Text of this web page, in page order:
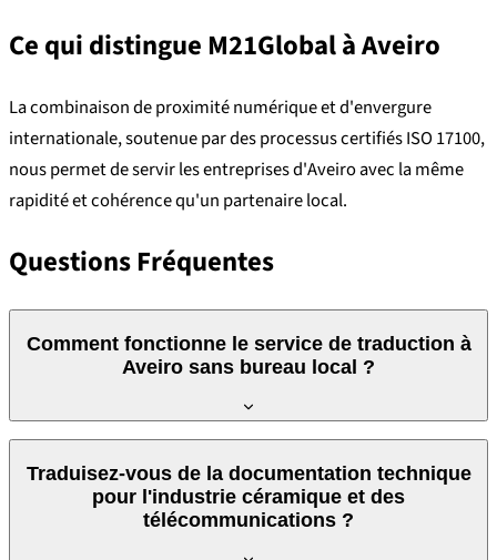
Ce qui distingue M21Global à Aveiro
La combinaison de proximité numérique et d'envergure
internationale, soutenue par des processus certifiés ISO 17100,
nous permet de servir les entreprises d'Aveiro avec la même
rapidité et cohérence qu'un partenaire local.
Questions Fréquentes
Comment fonctionne le service de traduction à
Aveiro sans bureau local ?
par e-mail, envoyez les fichiers de manière sécurisée et recevez
la traduction dans le délai convenu.
Traduisez-vous de la documentation technique
pour l'industrie céramique et des
télécommunications ?